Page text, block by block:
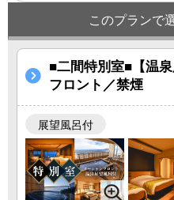
このプランで
■二間特別室■【温
フロント／禁煙
展望風呂付